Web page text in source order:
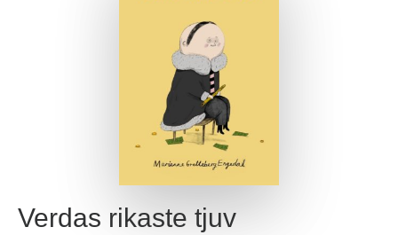
Verdas rikaste tjuv